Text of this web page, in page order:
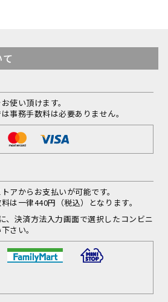
使い頂けます。
事務手数料は必要ありません。
アからお支払いが可能です。
は一律440円（税込）となります。
、決済方法入力画面で選択したコンビニ
さい。